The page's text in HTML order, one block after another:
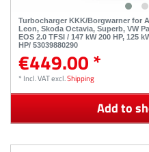
Turbocharger KKK/Borgwarner for
Leon, Skoda Octavia, Superb, VW
EOS 2.0 TFSI / 147 kW 200 HP, 125
HP/ 53039880290
€449.00 *
* Incl. VATexcl.Shipping
Add to